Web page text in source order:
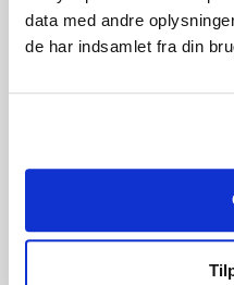
data med andre
de har indsamlet fra din
746